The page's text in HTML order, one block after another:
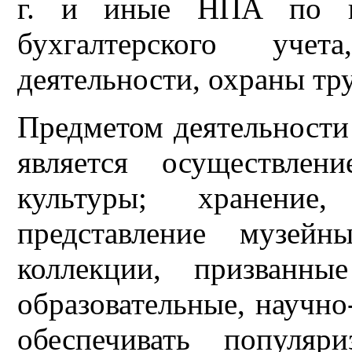
г. и иные НПА по
бухгалтерского
деятельности, охраны
Предметом
является
культуры;
представление
коллекции,
образовательные,
обеспечивать